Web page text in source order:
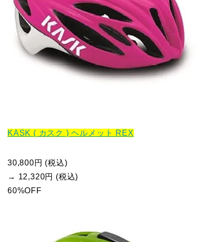
KASK ( カスク ) ヘルメット REX
30,800円 (税込)
→ 12,320円 (税込)
60%OFF